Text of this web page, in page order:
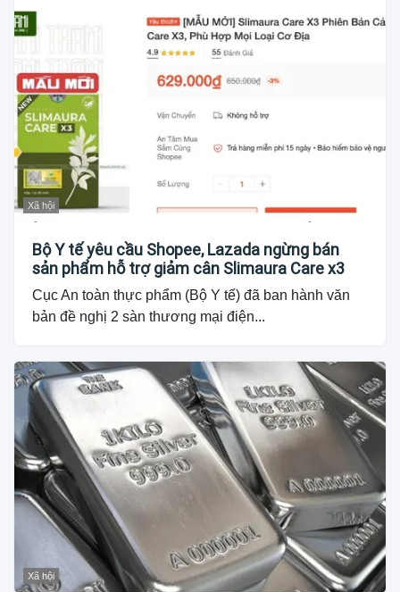
Xã hội
Bộ Y tế yêu cầu Shopee, Lazada ngừng bán
sản phẩm hỗ trợ giảm cân Slimaura Care x3
Cục An toàn thực phẩm (Bộ Y tế) đã ban hành văn
bản đề nghị 2 sàn thương mại điện...
Xã hội